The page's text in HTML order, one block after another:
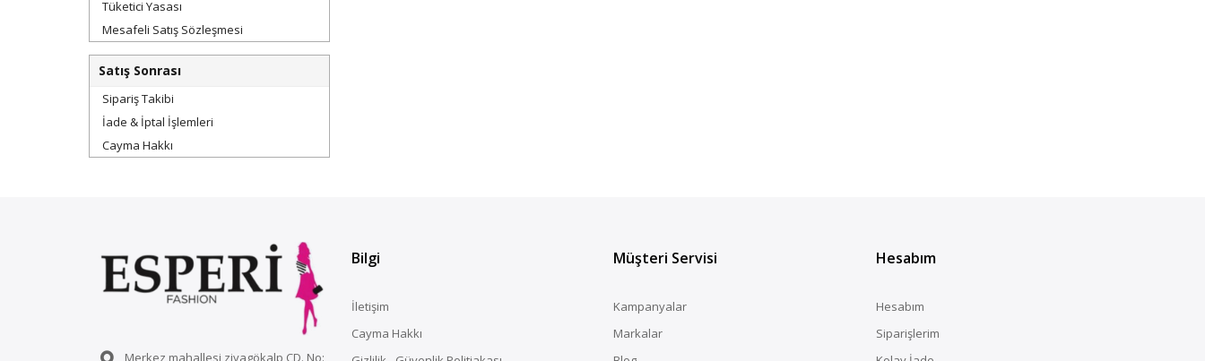
Tüketici Yasası
Mesafeli Satış Sözleşmesi
Satış Sonrası
Sipariş Takibi
İade & İptal İşlemleri
Cayma Hakkı
Merkez mahallesi ziyagökalp CD. No:
Bilgi
İletişim
Cayma Hakkı
Müşteri Servisi
Kampanyalar
Markalar
Hesabım
Hesabım
Siparişlerim